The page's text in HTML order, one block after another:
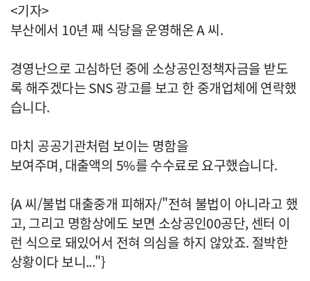
<기자>
부산에서 10년 째 식당을 운영해온 A 씨.
경영난으로 고심하던 중에 소상공인정책자금을 받도
록 해주겠다는 SNS 광고를 보고 한 중개업체에 연락했
습니다.
마치 공공기관처럼 보이는 명함을
보여주며, 대출액의 5%를 수수료로 요구했습니다.
{A 씨/불법 대출중개 피해자/"전혀 불법이 아니라고 했
고, 그리고 명함상에도 보면 소상공인00공단, 센터 이
런 식으로 돼있어서 전혀 의심을 하지 않았죠. 절박한
상황이다 보니..."}